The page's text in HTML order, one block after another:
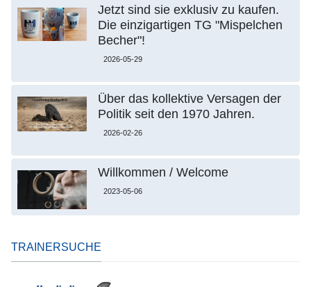
Jetzt sind sie exklusiv zu kaufen.
Die einzigartigen TG "Mispelchen
Becher"!
2026-05-29
Über das kollektive Versagen der
Politik seit den 1970 Jahren.
2026-02-26
Willkommen / Welcome
2023-05-06
TRAINERSUCHE